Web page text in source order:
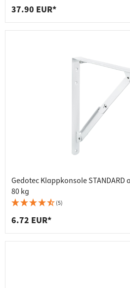
37.90 EUR*
Gedotec Klappkonsole
80 kg
(5)
6.72 EUR*